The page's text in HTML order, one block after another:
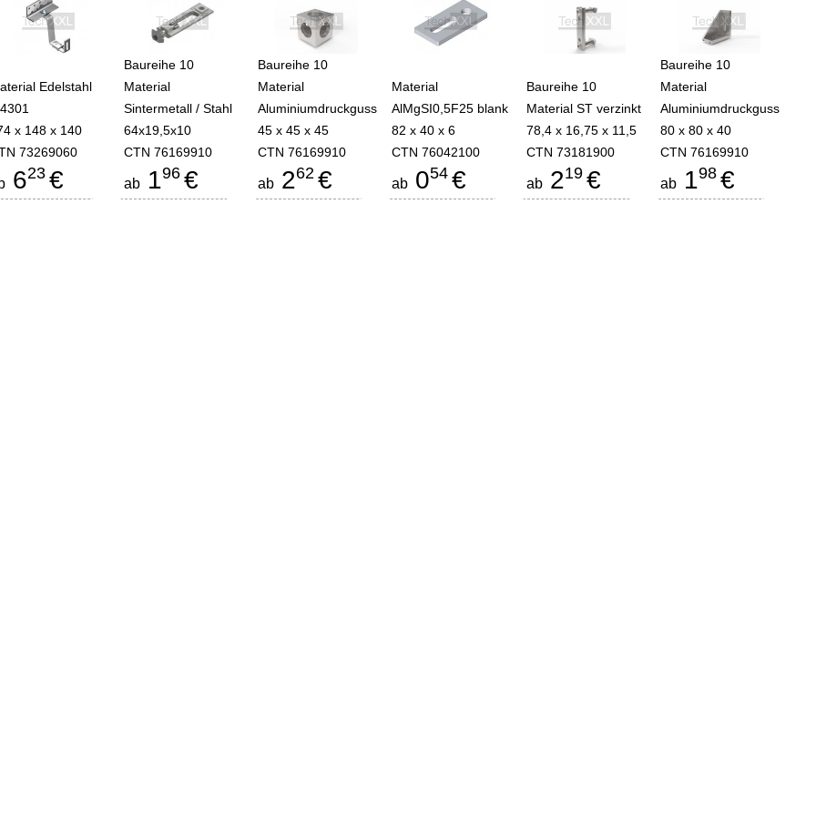
Edelstahl
x 148 x 140
73269060
623 €
Baureihe 10
Material
Sintermetall / Stahl
64x19,5x10
CTN 76169910
ab196 €
Baureihe 10
Material
Aluminiumdruckguss
45 x 45 x 45
CTN 76169910
ab262 €
Material
AlMgSI0,5F25 blank
82 x 40 x 6
CTN 76042100
ab 054 €
Baureihe 10
Material ST verzinkt
78,4 x 16,75 x 11,5
CTN 73181900
ab219 €
Baureihe 10
Material
Aluminiumdruckguss
80 x 80 x 40
CTN 76169910
ab198 €